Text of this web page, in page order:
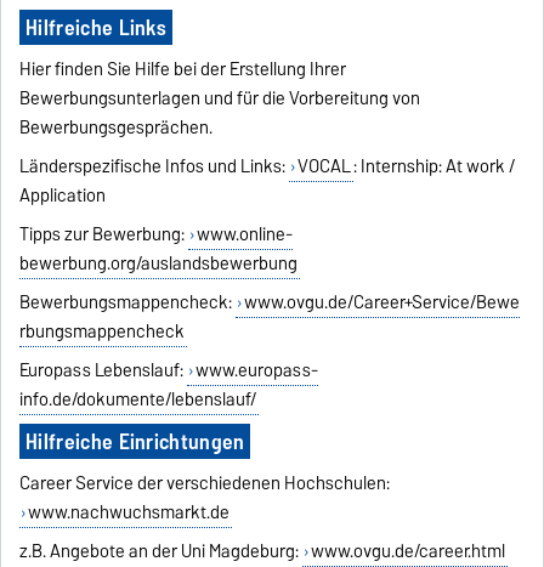
Hilfreiche Links
Hier finden Sie Hilfe bei der Erstellung Ihrer
Bewerbungsunterlagen und für die Vorbereitung von
Bewerbungsgesprächen.
Länderspezifische Infos und Links: VOCAL: Internship: At work /
Application
Tipps zur Bewerbung: www.online-
bewerbung.org/auslandsbewerbung
Bewerbungsmappencheck: www.ovgu.de/Career+Service/Bewe
rbungsmappencheck
Europass Lebenslauf: www.europass-
info.de/dokumente/lebenslauf/
Hilfreiche Einrichtungen
Career Service der verschiedenen Hochschulen:
www.nachwuchsmarkt.de
z.B. Angebote an der Uni Magdeburg: www.ovgu.de/career.html